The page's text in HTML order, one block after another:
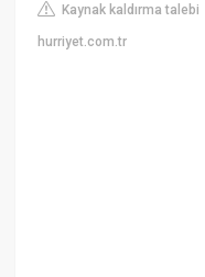
Kaynak kaldırma talebi
hurriyet.com.tr